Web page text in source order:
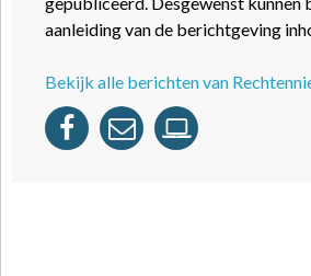
aanleiding van de berichtgeving
Bekijk alle berichten van